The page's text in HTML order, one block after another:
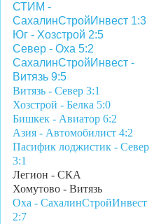
СТИМ -
СахалинСтройИнвест 1:3
Юг - Хозстрой 2:5
Север - Оха 5:2
СахалинСтройИнвест -
Витязь 9:5
Витязь - Север3:1
Хозстрой - Белка 5:0
Бишкек - Авиатор 6:2
Азия - Автомобилист 4:2
Пасифик лоджистик - Север
3:1
Легион - СКА
Хомутово - Витязь
Оха - СахалинСтройИнвест
2:7